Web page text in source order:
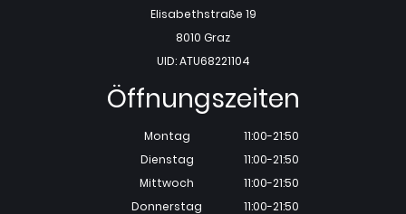
Elisabethstraße 19
8010 Graz
UID: ATU68221104
Öffnungszeiten
Montag
Dienstag
Mittwoch
Donnerstag
11:00-21:50
11:00-21:50
11:00-21:50
11:00-21:50